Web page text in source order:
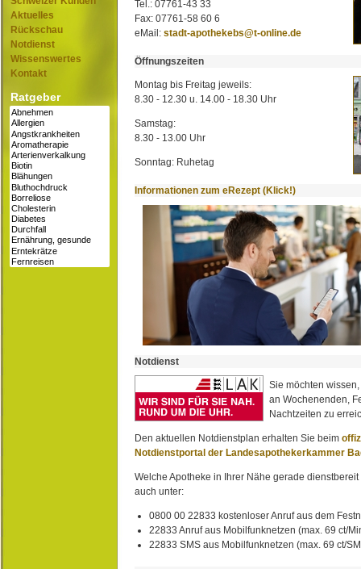
Aktuelles
Rückschau
Notdienst
Wissenswertes
Kontakt
Ratgeber
Tel.: 07761-43 33
Fax: 07761-58 60 6
eMail: stadt-apothekebs@t-online.de
Öffnungszeiten
Montag bis Freitag jeweils:
8.30 - 12.30 u. 14.00 - 18.30 Uhr
Samstag:
8.30 - 13.00 Uhr
Sonntag: Ruhetag
Informationen zum eRezept (Klick!)
Notdienst
Sie möchten
an Wochenenden,
Nachtzeiten zu
Den aktuellen Notdienstplan erhalten Sie beim
Notdienstportal der Landesapothekerkammer
Welche Apotheke in Ihrer Nähe gerade
auch unter:
0800 00 22833 kostenloser Anruf aus dem
22833 Anruf aus Mobilfunknetzen (max. 69 ct/
22833 SMS aus Mobilfunknetzen (max. 69 ct/